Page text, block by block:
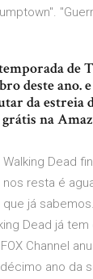
de
deste ano.
da estreia
na
Dead
resta é
já
Dead já
Channel
ano da